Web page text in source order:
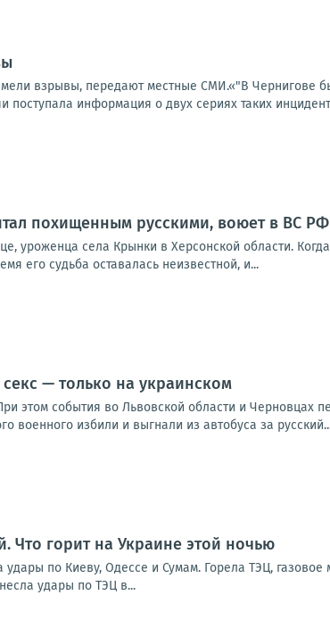
взрывы, передают местные СМИ.«"В Чернигове
информация о двух сериях таких
похищенным русскими, воюет в ВС
уроженца села Крынки в Херсонской области.
его судьба оставалась неизвестной, и...
— только на украинском
этом события во Львовской области и Черновцах
военного избили и выгнали из автобуса за
Что горит на Украине этой ночью
по Киеву, Одессе и Сумам. Горела ТЭЦ,
удары по ТЭЦ в...